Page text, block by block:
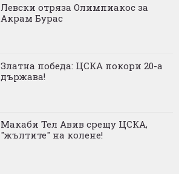
Левски отряза Олимпиакос за
Акрам Бурас
Златна победа: ЦСКА покори 20-а
държава!
Макаби Тел Авив срещу ЦСКА,
"жълтите" на колене!